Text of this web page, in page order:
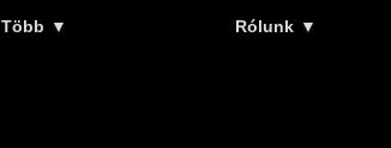
Több ▼ Rólunk ▼